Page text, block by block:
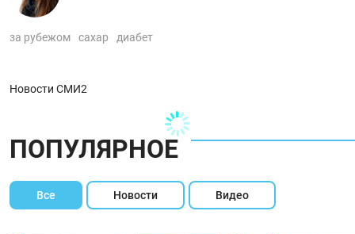
за рубежом сахар диабет
Новости СМИ2
ПОПУЛЯРНОЕ
Все Новости Видео